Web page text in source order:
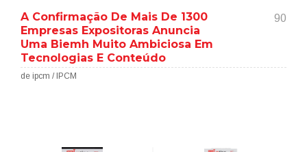
A Confirmação De Mais De 1300
Empresas Expositoras Anuncia
Uma Biemh Muito Ambiciosa Em
Tecnologias E Conteúdo
90
de ipcm / IPCM